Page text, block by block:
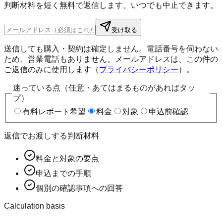
判断材料を短く無料で返信します。いつでも中止できます。
受け取る
送信しても購入・契約は確定しません。電話番号を伺わない
ため、営業電話もありません。メールアドレスは、この件の
ご返信のみに使用します（プライバシーポリシー）。
迷っている点（任意・あてはまるものがあればタッ
プ）
有料レポート希望
料金 対象 申込前確認
返信でお渡しする判断材料
料金と対象の要点
申込までの手順
個別の確認事項への回答
Calculation basis